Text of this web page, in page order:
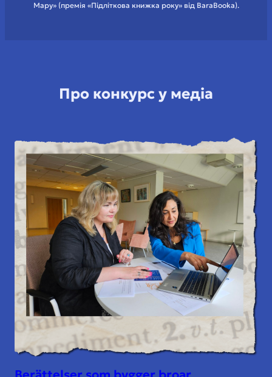
Мару» (премія «Підліткова книжка року» від BaraBooka).
Про конкурс у медіа